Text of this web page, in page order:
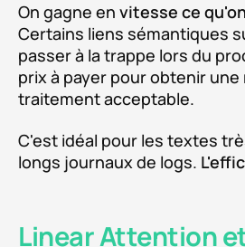
On gagne en vitesse ce
Certains liens sémantiques
passer à la trappe lors du
prix à payer pour obtenir une
traitement acceptable.
C'est idéal pour les textes
longs journaux de logs.
Linear Attention